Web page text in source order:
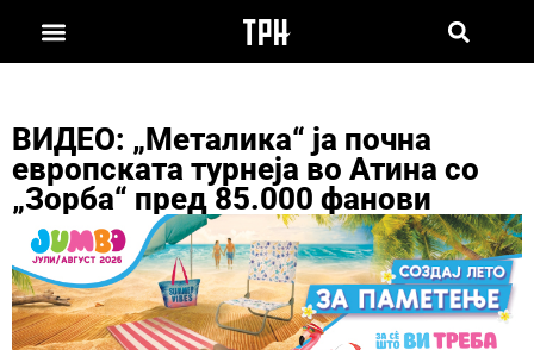
ВИДЕО: „Металика“ ја почна
европската турнеја во Атина со
„Зорба“ пред 85.000 фанови